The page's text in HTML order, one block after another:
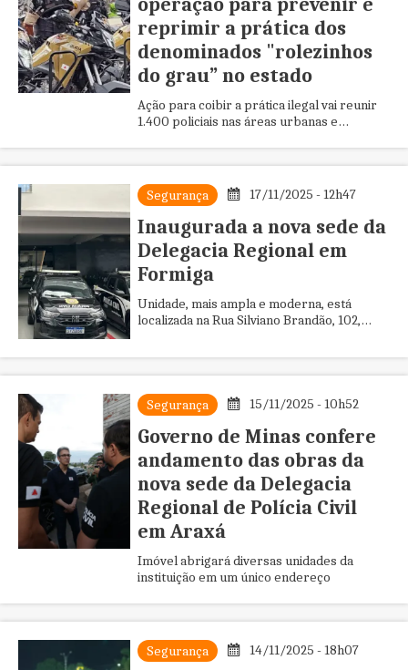
reprimir a prática dos
denominados "rolezinhos
do grau” no estado
Ação para coibir a prática ilegal vai reunir
1.400 policiais nas áreas urbanas e
Segurança 17/11/2025 - 12h47
Inaugurada a nova sede da
Delegacia Regional em
Formiga
Unidade, mais ampla e moderna, está
localizada na Rua Silviano Brandão, 102,
Segurança 15/11/2025 - 10h52
Governo de Minas confere
andamento das obras da
nova sede da Delegacia
Regional de Polícia Civil
em Araxá
Imóvel abrigará diversas unidades da
instituição em um único endereço
Segurança 14/11/2025 - 18h07